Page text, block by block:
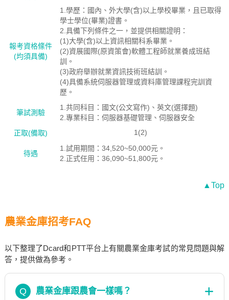
報考資格絛件
(均須具備)
1.學歷：國內、外大學(含)以上學校畢業，且已取得
學士學位(畢業)證書。
2.具備下列條件之一，並提供相關證明：
(1)大學(含)以上資訊相關科系畢業。
(2)資展國際(原資策會)軟體工程師就業養成班結
訓。
(3)政府舉辦就業資訊技術班結訓。
(4)具備系統伺服器管理或資料庫管理課程完訓資
歷。
筆試測驗
1.共同科目：國文(公文寫作)、英文(選擇題)
2.專業科目：伺服器基礎管理、伺服器安全
正取(備取)
1(2)
待遇
1.試用期間：34,520~50,000元。
2.正式任用：36,090~51,800元。
▲Top
農業金庫招考FAQ
以下整理了Dcard和PTT平台上有關農業金庫考試的常見問題與解
答，提供做為參考。
Q 農業金庫跟農會一樣嗎？